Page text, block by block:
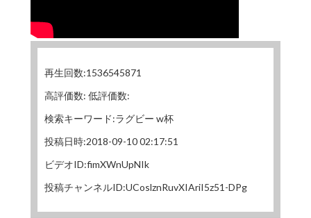
再生回数:1536545871
高評価数: 低評価数:
検索キーワード:ラグビー w杯
投稿日時:2018-09-10 02:17:51
ビデオID:fimXWnUpNIk
投稿チャンネルID:UCoslznRuvXIAriI5z51-DPg